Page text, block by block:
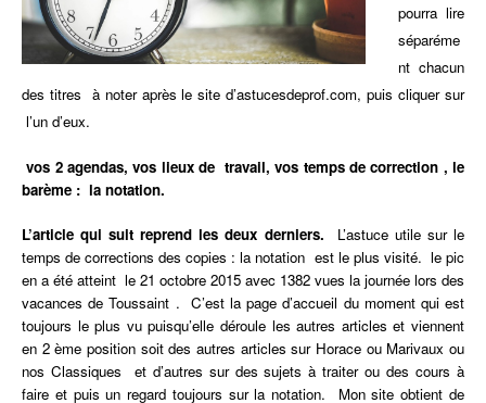
pourra lire
séparéme
nt chacun
des titres à noter après le site d’astucesdeprof.com, puis cliquer sur
l’un d’eux.
vos 2 agendas, vos lieux de travail, vos temps de correction , le
barème : la notation.
L’article qui suit reprend les deux derniers.
L’astuce utile sur le
tempsde corrections des copies : la notation est le plus visité. le pic
en a été atteint le 21 octobre 2015 avec 1382 vues la journée lors des
vacances de Toussaint . C’est la page d’accueil du moment qui est
toujours le plus vu puisqu’elle déroule les autres articles et viennent
en 2 ème position soit des autres articles sur Horace ou Marivaux ou
nos Classiques et d’autres sur des sujets à traiter ou des cours à
faire et puis un regard toujours sur la notation. Mon site obtient de